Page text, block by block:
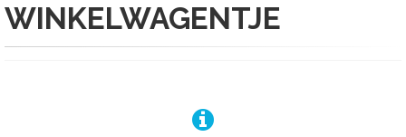
WINKELWAGENTJE